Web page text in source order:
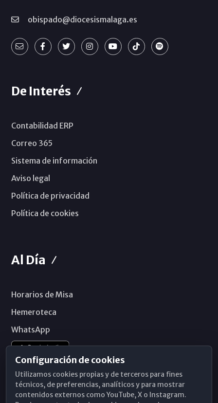
obispado@diocesismalaga.es
De Interés
Contabilidad ERP
Correo 365
Sistema de información
Aviso legal
Política de privacidad
Política de cookies
Al Día
Horarios de Misa
Hemeroteca
WhatsApp
Configuración de cookies
Utilizamos cookies propias y de terceros para fines
técnicos, de preferencias, analíticos y para mostrar
contenidos externos como YouTube, X o Instagram.